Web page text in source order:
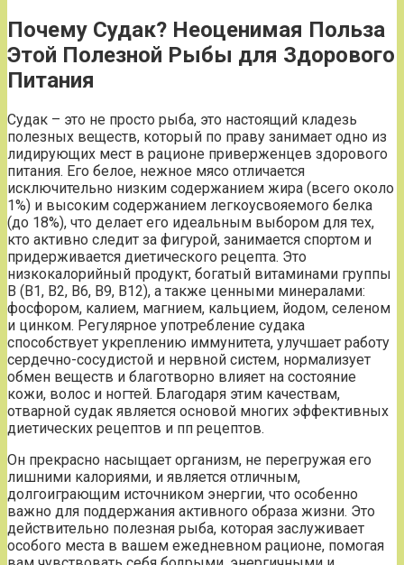
Почему Судак? Неоценимая Польза
Этой Полезной Рыбы для Здорового
Питания
Судак – это не просто рыба, это настоящий кладезь
полезных веществ, который по праву занимает одно из
лидирующих мест в рационе приверженцев здорового
питания. Его белое, нежное мясо отличается
исключительно низким содержанием жира (всего около
1%) и высоким содержанием легкоусвояемого белка
(до 18%), что делает его идеальным выбором для тех,
кто активно следит за фигурой, занимается спортом и
придерживается диетического рецепта. Это
низкокалорийный продукт, богатый витаминами группы
B (B1, B2, B6, B9, B12), а также ценными минералами:
фосфором, калием, магнием, кальцием, йодом, селеном
и цинком. Регулярное употребление судака
способствует укреплению иммунитета, улучшает работу
сердечно-сосудистой и нервной систем, нормализует
обмен веществ и благотворно влияет на состояние
кожи, волос и ногтей. Благодаря этим качествам,
отварной судак является основой многих эффективных
диетических рецептов и пп рецептов.
Он прекрасно насыщает организм, не перегружая его
лишними калориями, и является отличным,
долгоиграющим источником энергии, что особенно
важно для поддержания активного образа жизни. Это
действительно полезная рыба, которая заслуживает
особого места в вашем ежедневном рационе, помогая